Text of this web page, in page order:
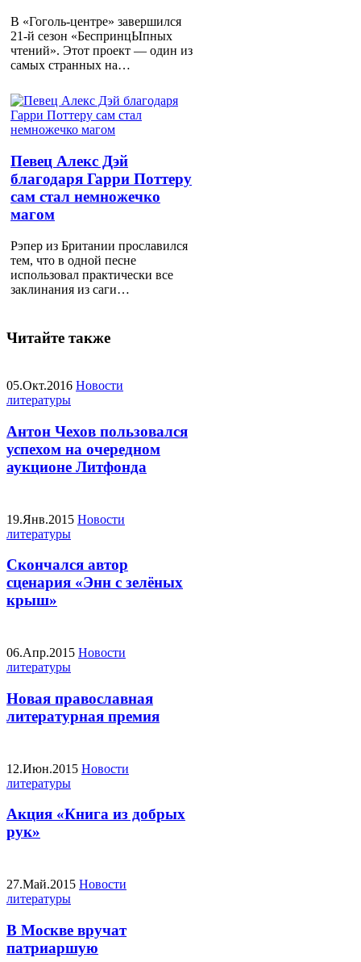
В «Гоголь-центре» завершился
21-й сезон «БеспринцЫпных
чтений». Этот проект — один из
самых странных на…
Певец Алекс Дэй
благодаря Гарри Поттеру
сам стал немножечко
магом
Рэпер из Британии прославился
тем, что в одной песне
использовал практически все
заклинания из саги…
Читайте также
05.Окт.2016 Новости
литературы
Антон Чехов пользовался
успехом на очередном
аукционе Литфонда
19.Янв.2015 Новости
литературы
Скончался автор
сценария «Энн с зелёных
крыш»
06.Апр.2015 Новости
литературы
Новая православная
литературная премия
12.Июн.2015 Новости
литературы
Акция «Книга из добрых
рук»
27.Май.2015 Новости
литературы
В Москве вручат
патриаршую